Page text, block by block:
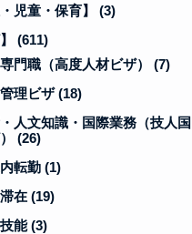
・児童・保育】 (3)
(611)
門職（高度人材ビザ） (7)
理ビザ(18)
人文知識・国際業務（技人国
(26)
転勤 (1)
在 (19)
能(3)